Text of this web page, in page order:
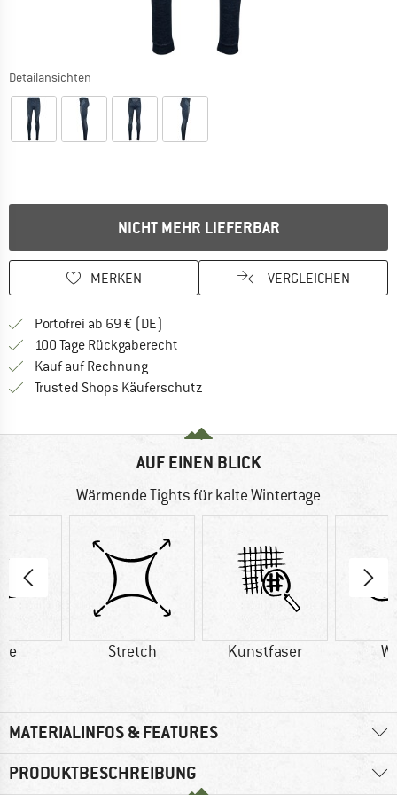
Detailansichten
NICHT MEHR LIEFERBAR
MERKEN VERGLEICHEN
Portofrei ab 69 € (DE)
100 Tage Rückgaberecht
Kauf auf RechnungFinde die Zahlungs-Infos hier! Öffnet
Trusted Shops Käuferschutz
AUF EINEN BLICK
Wärmende Tights für kalte Wintertage
Stretch Kunstfaser
MATERIALINFOS & FEATURES
PRODUKTBESCHREIBUNG